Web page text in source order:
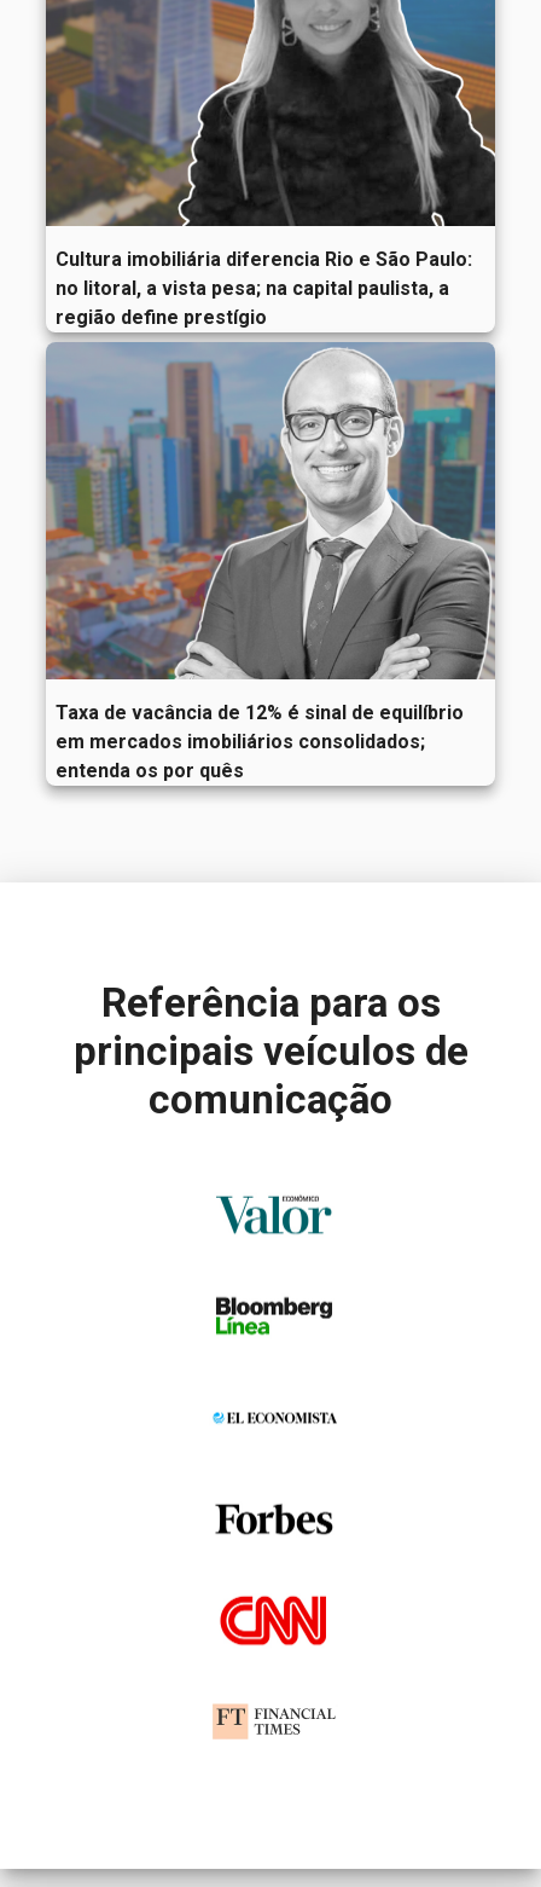
Cultura imobiliária diferencia Rio e São Paulo:
no litoral, a vista pesa; na capital paulista, a
região define prestígio
Taxa de vacância de 12% é sinal de equilíbrio
em mercados imobiliários consolidados;
entenda os por quês
Referência para os
principais veículos de
comunicação